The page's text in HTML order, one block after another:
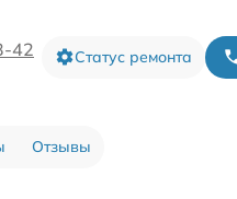
42 Статус ремонта
Отзывы